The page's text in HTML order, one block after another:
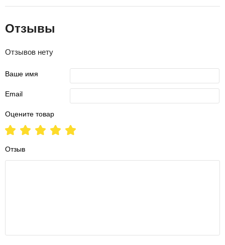
Отзывы
Отзывов нету
Ваше имя
Email
Оцените товар
Отзыв